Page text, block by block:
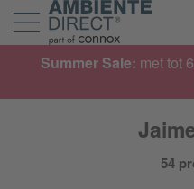
Home
Navigatie uit- en
Summer Sale: met tot
54